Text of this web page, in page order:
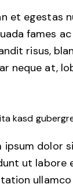
et egestas
fames
risus,
neque at,
kasd
ipsum dolor
ut labore